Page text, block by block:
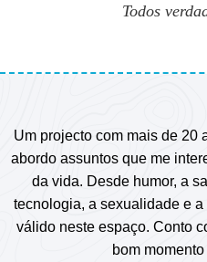
Todos
Um projecto com mais de 20
abordo assuntos que me
da vida. Desde humor, a
tecnologia, a sexualidade e
válido neste espaço. Conto
bom